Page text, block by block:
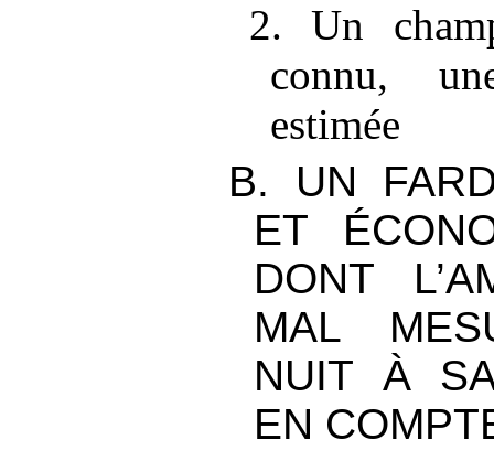
2. Un
connu,
estimée
B. UN
ET
DONT
MAL
NUIT À
EN